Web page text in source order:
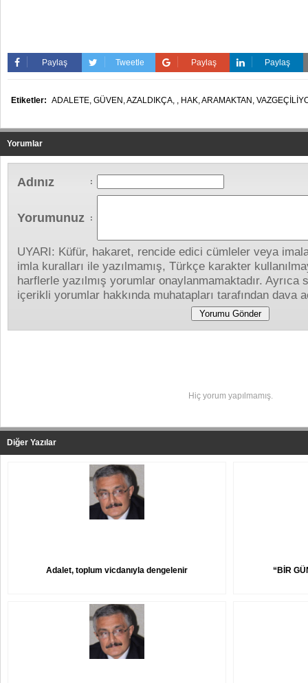
Paylaş Tweetle Paylaş Paylaş
Etiketler: ADALETE, GÜVEN,AZALDIKÇA, , HAK,ARAMAKTAN,
Yorumlar
Adınız :
Yorumunuz :
UYARI: Küfür, hakaret, rencide edici cümleler veya
imla kuralları ile yazılmamış, Türkçe karakter
harflerle yazılmış yorumlar onaylanmamaktadır.
içerikli yorumlar hakkında muhatapları tarafından dava
Hiç yorum yapılmamış.
Diğer Yazılar
Adalet, toplum vicdanıyla dengelenir “BİR